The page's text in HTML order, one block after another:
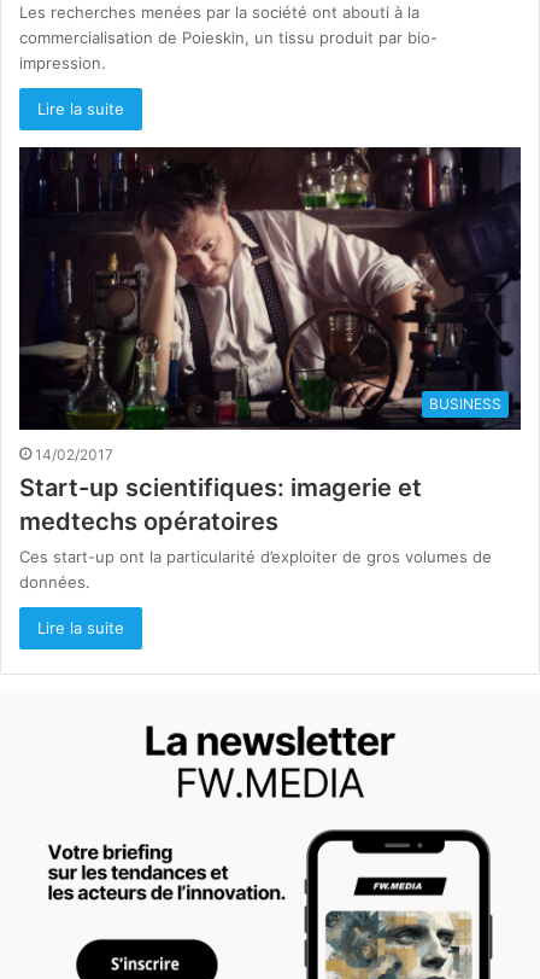
Les recherches menées par la société ont abouti à la
commercialisation de Poieskin, un tissu produit par bio-
impression.
Lire la suite
BUSINESS
14/02/2017
Start-up scientifiques: imagerie et
medtechs opératoires
Ces start-up ont la particularité d’exploiter de gros volumes de
données.
Lire la suite